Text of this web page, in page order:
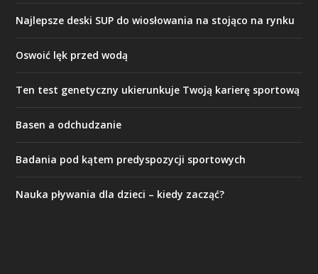
Najlepsze deski SUP do wiosłowania na stojąco na rynku
Oswoić lęk przed wodą
Ten test genetyczny ukierunkuje Twoją karierę sportową
Basen a odchudzanie
Badania pod kątem predyspozycji sportowych
Nauka pływania dla dzieci – kiedy zacząć?